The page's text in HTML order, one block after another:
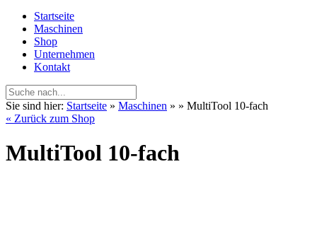
Startseite
Maschinen
Shop
Unternehmen
Kontakt
Sie sind hier: Startseite » Maschinen » » MultiTool 10-fach
« Zurück zum Shop
MultiTool 10-fach